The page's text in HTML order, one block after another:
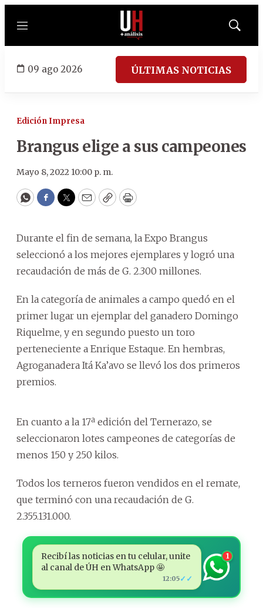
Menú
Mostrar
09 ago 2026 ÚLTIMAS NOTICIAS
Edición Impresa
Brangus elige a sus campeones
Mayo 8, 2022 10:00 p. m.
WhatsApp
Facebook
Twitter
EmailCopyPrint
Durante el fin de semana, la Expo Brangus
seleccionó a los mejores ejemplares y logró una
recaudación de más de G. 2.300 millones.
En la categoría de animales a campo quedó en el
primer lugar un ejemplar del ganadero Domingo
Riquelme, y en segundo puesto un toro
perteneciente a Enrique Estaque. En hembras,
Agroganadera Itá Ka’avo se llevó los dos primeros
premios.
En cuanto a la 17ª edición del Ternerazo, se
seleccionaron lotes campeones de categorías de
menos 150 y 250 kilos.
Todos los terneros fueron vendidos en el remate,
que terminó con una recaudación de G.
2.355.131.000.
Recibí las noticias en tu celular, unite
al canal de ÚH en WhatsApp 🤩
12:05✓✓
1